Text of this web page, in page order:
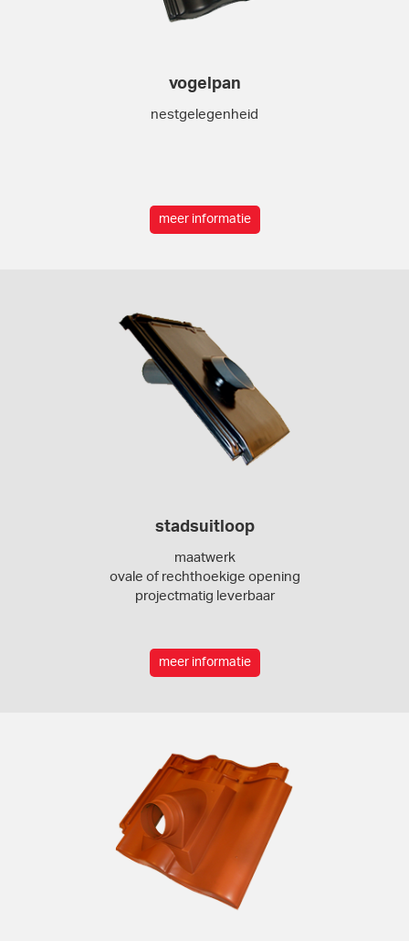
vogelpan
nestgelegenheid
meer informatie
stadsuitloop
maatwerk
ovale of rechthoekige opening
projectmatig leverbaar
meer informatie